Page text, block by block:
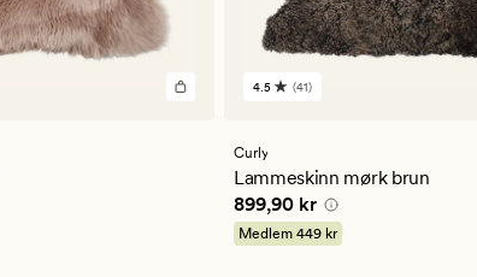
41
en
gjennomsnittlig
vurdering
på
4.5
4.5 (41)
Curly
Lammeskinn mørk brun
Pris 899,90 kr
899,90 kr
Medlem 449 kr